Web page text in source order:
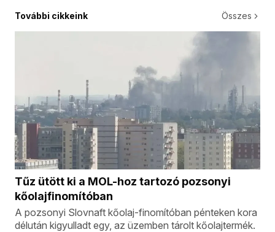
További cikkeink Összes
Tűz ütött ki a MOL-hoz tartozó pozsonyi
kőolajfinomítóban
A pozsonyi Slovnaft kőolaj-finomítóban pénteken kora
délután kigyulladt egy, az üzemben tárolt kőolajtermék.